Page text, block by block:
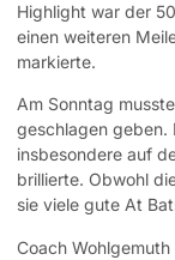
Highlight war der
einen weiteren
markierte.
Am Sonntag
geschlagen geben.
insbesondere auf
brillierte. Obwohl
sie viele gute At
Coach